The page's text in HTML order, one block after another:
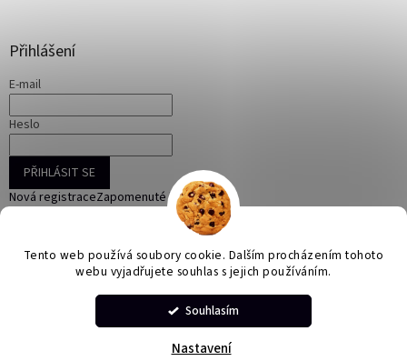
Tento web používá soubory cookie. Dalším procházením tohoto
webu vyjadřujete souhlas s jejich používáním.
Souhlasím
Nastavení
Přihlášení
E-mail
Heslo
PŘIHLÁSIT SE
Nová registraceZapomenuté heslo
Vytvořil Shoptet
Copyright 2026ONLINE KORÁLKY. Všechna práva vyhrazena.